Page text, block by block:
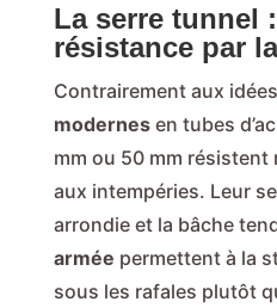
La serre tunnel
résistance par
Contrairement aux
modernesen tubes
mm ou 50 mm résistent
aux intempéries. Leur
arrondie et la bâche
armée permettent à la
sous les rafales plutôt